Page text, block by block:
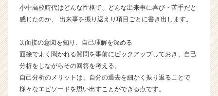
チ
ア
ャ
リ
ア
（C
h
e
小中高校時代はどんな性格で、どんな出来事に喜び・苦手だと
感じたのか、 出来事を振り返えり項目ごとに書き出します。
3.面接の意図を知り、自己理解を深める
面接でよく聞かれる質問を事前にピックアップしておき、自己
分析をしながらその回答を考える。
自己分析のメリットは、自分の過去を細かく振り返ることで
様々なエピソードを思い出すことができる点です。